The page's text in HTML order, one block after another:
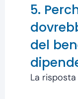
5.
del
La